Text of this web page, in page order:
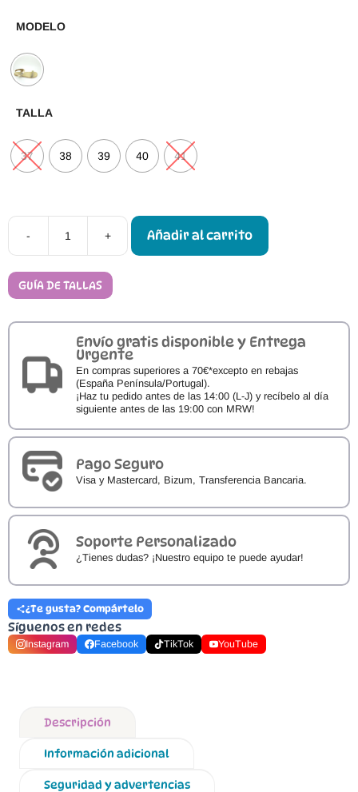
MODELO
TALLA
37 38 39 40 41
-
Sandalias
Barefoot
+ Añadir al carrito
GUÍA DE TALLAS
Envío gratis disponible y Entrega
Urgente
En compras superiores a 70€*excepto en rebajas
(España Península/Portugal).
¡Haz tu pedido antes de las 14:00 (L-J) y recíbelo al día
siguiente antes de las 19:00 con MRW!
Pago Seguro
Visa y Mastercard, Bizum, Transferencia Bancaria.
Soporte Personalizado
¿Tienes dudas? ¡Nuestro equipo te puede ayudar!
¿Te gusta? Compártelo
Síguenos en redes
Instagram Facebook TikTok YouTube
Descripción
Información adicional
Seguridad y advertencias